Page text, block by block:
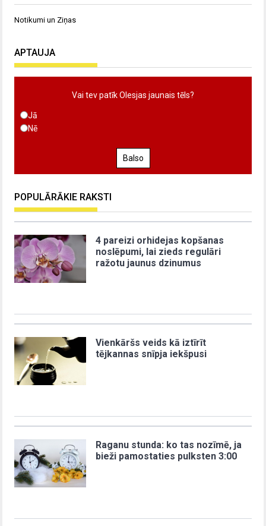
Notikumi un Ziņas
APTAUJA
Vai tev patīk Olesjas jaunais tēls?
Jā
Nē
Balso
POPULĀRĀKIE RAKSTI
4 pareizi orhidejas kopšanas
noslēpumi, lai zieds regulāri
ražotu jaunus dzinumus
Vienkāršs veids kā iztīrīt
tējkannas snīpja iekšpusi
Raganu stunda: ko tas nozīmē, ja
bieži pamostaties pulksten 3:00